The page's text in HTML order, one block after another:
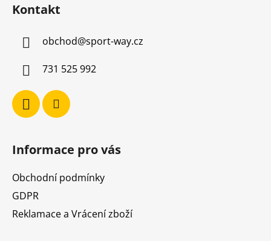
Kontakt
obchod@sport-way.cz
731 525 992
Informace pro vás
Obchodní podmínky
GDPR
Reklamace a Vrácení zboží